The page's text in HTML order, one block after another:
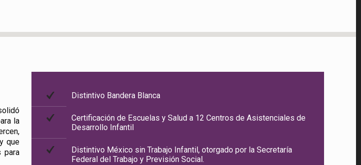
la
que
para
Distintivo Bandera Blanca
Certificación de Escuelas y Salud a 12 Centros de Asistenciales de
Desarrollo Infantil
Distintivo México sin Trabajo Infantil, otorgado por la Secretaría
Federal del Trabajo y Previsión Social.